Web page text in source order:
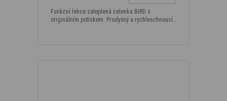
Funkční lehce zateplená čelenka BIRD s
originálním potiskem. Prodyšný a rychleschnoucí…